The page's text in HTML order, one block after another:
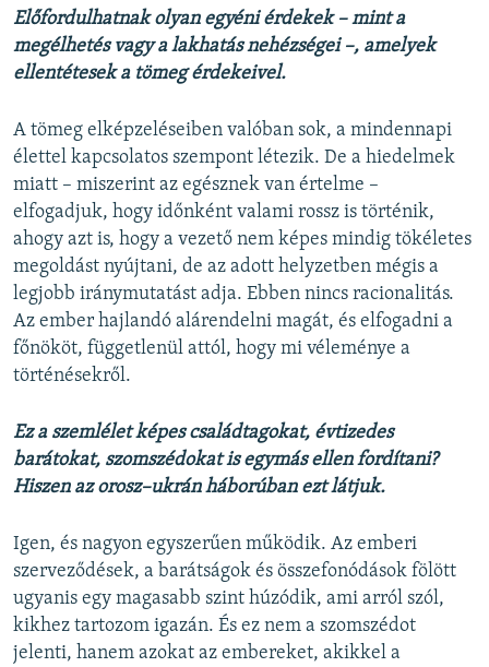
Előfordulhatnak olyan egyéni érdekek – mint a
megélhetés vagy a lakhatás nehézségei –, amelyek
ellentétesek a tömeg érdekeivel.
A tömeg elképzeléseiben valóban sok, a mindennapi
élettel kapcsolatos szempont létezik. De a hiedelmek
miatt – miszerint az egésznek van értelme –
elfogadjuk, hogy időnként valami rossz is történik,
ahogy azt is, hogy a vezető nem képes mindig tökéletes
megoldást nyújtani, de az adott helyzetben mégis a
legjobb iránymutatást adja. Ebben nincs racionalitás.
Az ember hajlandó alárendelni magát, és elfogadni a
főnököt, függetlenül attól, hogy mi véleménye a
történésekről.
Ez a szemlélet képes családtagokat, évtizedes
barátokat, szomszédokat is egymás ellen fordítani?
Hiszen az orosz–ukrán háborúban ezt látjuk.
Igen, és nagyon egyszerűen működik. Az emberi
szerveződések, a barátságok és összefonódások fölött
ugyanis egy magasabb szint húzódik, ami arról szól,
kikhez tartozom igazán. És ez nem a szomszédot
jelenti, hanem azokat az embereket, akikkel a